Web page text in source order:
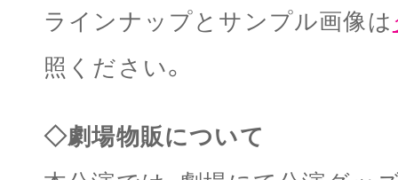
ラインナップとサンプル画像は
照ください。
◇劇場物販について